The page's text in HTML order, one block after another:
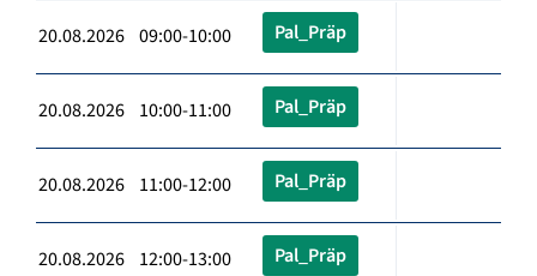
20.08.2026 09:00-10:00 Pal_Präp
20.08.2026 10:00-11:00 Pal_Präp
20.08.2026 11:00-12:00 Pal_Präp
20.08.2026 12:00-13:00 Pal_Präp